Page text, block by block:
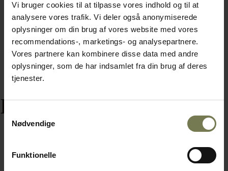
Vi bruger cookies til at tilpasse vores indhold og til at
analysere vores trafik. Vi deler også anonymiserede
oplysninger om din brug af vores website med vores
recommendations-, marketings- og analysepartnere.
Vores partnere kan kombinere disse data med andre
oplysninger, som de har indsamlet fra din brug af deres
tjenester.
Samtykkevalg
Nødvendige
Funktionelle
Relaterede varer